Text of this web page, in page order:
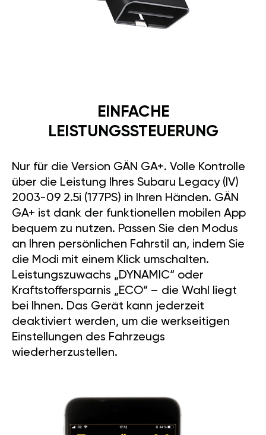
EINFACHE
LEISTUNGSSTEUERUNG
Nur für die Version GÄN GA+. Volle Kontrolle
über die Leistung Ihres Subaru Legacy (IV)
2003-09 2.5i (177PS) in Ihren Händen. GÄN
GA+ ist dank der funktionellen mobilen App
bequem zu nutzen. Passen Sie den Modus
an Ihren persönlichen Fahrstil an, indem Sie
die Modi mit einem Klick umschalten.
Leistungszuwachs „DYNAMIC“ oder
Kraftstoffersparnis „ECO“ – die Wahl liegt
bei Ihnen. Das Gerät kann jederzeit
deaktiviert werden, um die werkseitigen
Einstellungen des Fahrzeugs
wiederherzustellen.